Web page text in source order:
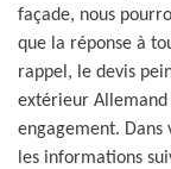
façade, nous
que la réponse à
rappel, le devis
extérieur
engagement. Dans
les informations